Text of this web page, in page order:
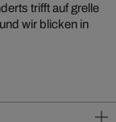
trifft auf grelle
wir blicken in